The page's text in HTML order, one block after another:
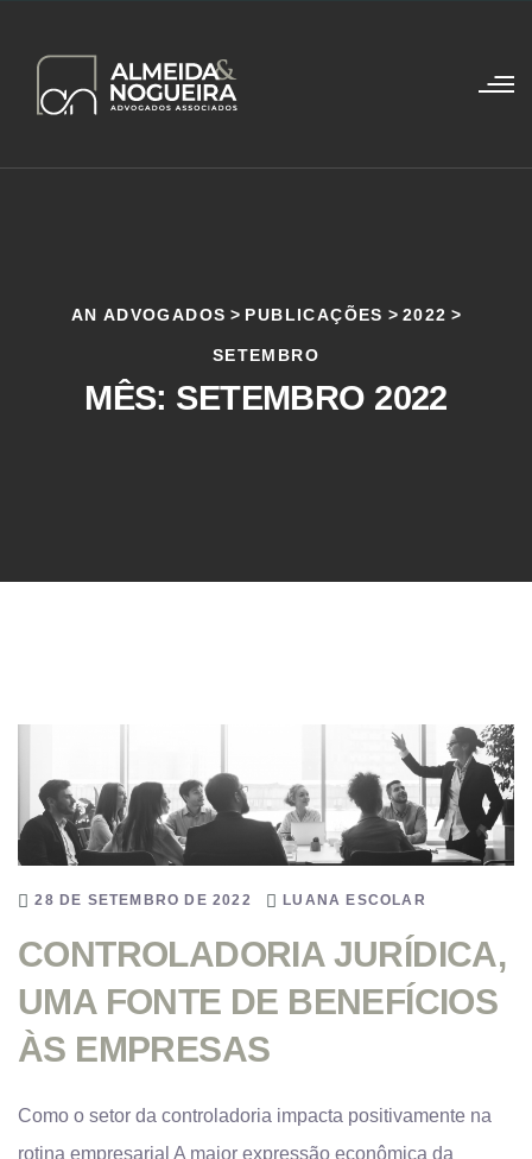
AN ADVOGADOS > PUBLICAÇÕES > 2022 >
SETEMBRO
MÊS: SETEMBRO 2022
28 DE SETEMBRO DE 2022 LUANA ESCOLAR
CONTROLADORIA JURÍDICA,
UMA FONTE DE BENEFÍCIOS
ÀS EMPRESAS
Como o setor da controladoria impacta positivamente na
rotina empresarial A maior expressão econômica da